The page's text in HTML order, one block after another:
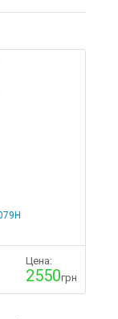
Цена:
2550грн